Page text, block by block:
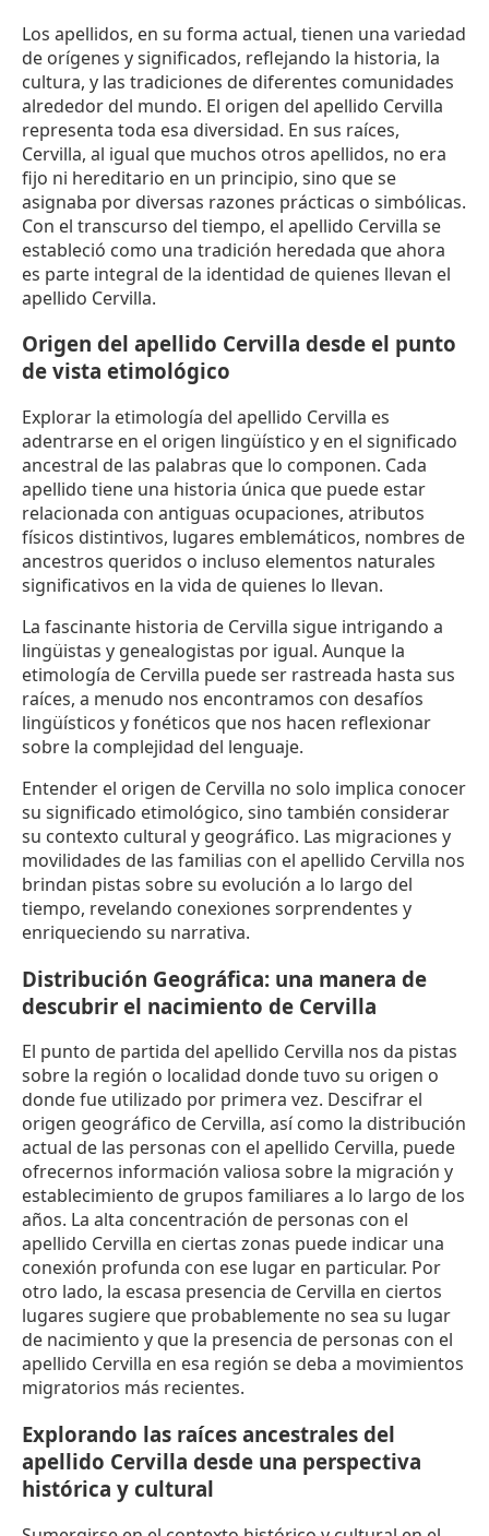
Los apellidos, en su forma actual, tienen una variedad
de orígenes y significados, reflejando la historia, la
cultura, y las tradiciones de diferentes comunidades
alrededor del mundo. El origen del apellido Cervilla
representa toda esa diversidad. En sus raíces,
Cervilla, al igual que muchos otros apellidos, no era
fijo ni hereditario en un principio, sino que se
asignaba por diversas razones prácticas o simbólicas.
Con el transcurso del tiempo, el apellido Cervilla se
estableció como una tradición heredada que ahora
es parte integral de la identidad de quienes llevan el
apellido Cervilla.
Origen del apellido Cervilla desde el punto
de vista etimológico
Explorar la etimología del apellido Cervilla es
adentrarse en el origen lingüístico y en el significado
ancestral de las palabras que lo componen. Cada
apellido tiene una historia única que puede estar
relacionada con antiguas ocupaciones, atributos
físicos distintivos, lugares emblemáticos, nombres de
ancestros queridos o incluso elementos naturales
significativos en la vida de quienes lo llevan.
La fascinante historia de Cervilla sigue intrigando a
lingüistas y genealogistas por igual. Aunque la
etimología de Cervilla puede ser rastreada hasta sus
raíces, a menudo nos encontramos con desafíos
lingüísticos y fonéticos que nos hacen reflexionar
sobre la complejidad del lenguaje.
Entender el origen de Cervilla no solo implica conocer
su significado etimológico, sino también considerar
su contexto cultural y geográfico. Las migraciones y
movilidades de las familias con el apellido Cervilla nos
brindan pistas sobre su evolución a lo largo del
tiempo, revelando conexiones sorprendentes y
enriqueciendo su narrativa.
Distribución Geográfica: una manera de
descubrir el nacimiento de Cervilla
El punto de partida del apellido Cervilla nos da pistas
sobre la región o localidad donde tuvo su origen o
donde fue utilizado por primera vez. Descifrar el
origen geográfico de Cervilla, así como la distribución
actual de las personas con el apellido Cervilla, puede
ofrecernos información valiosa sobre la migración y
establecimiento de grupos familiares a lo largo de los
años. La alta concentración de personas con el
apellido Cervilla en ciertas zonas puede indicar una
conexión profunda con ese lugar en particular. Por
otro lado, la escasa presencia de Cervilla en ciertos
lugares sugiere que probablemente no sea su lugar
de nacimiento y que la presencia de personas con el
apellido Cervilla en esa región se deba a movimientos
migratorios más recientes.
Explorando las raíces ancestrales del
apellido Cervilla desde una perspectiva
histórica y cultural